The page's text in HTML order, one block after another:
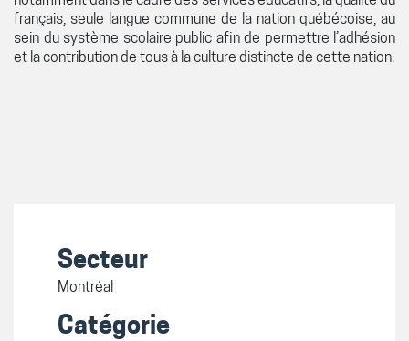
français, seule langue commune de la nation québécoise, au
sein du système scolaire public afin de permettre l’adhésion
et la contribution de tous à la culture distincte de cette nation.
Secteur
Montréal
Catégorie